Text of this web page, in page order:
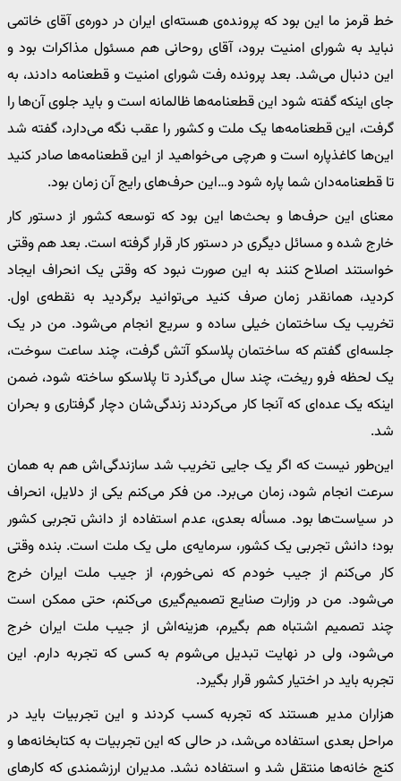
خط قرمز ما این بود که پرونده‌ی هسته‌ای ایران در دوره‌ی آقای خاتمی
نباید به شورای امنیت برود، آقای روحانی هم مسئول مذاکرات بود و
این دنبال می‌شد. بعد پرونده رفت شورای امنیت و قطعنامه دادند، به
جای اینکه گفته شود این قطعنامه‌ها ظالمانه است و باید جلوی آن‌ها را
گرفت، این قطعنامه‌ها یک ملت و کشور را عقب نگه می‌دارد، گفته شد
این‌ها کاغذپاره است و هرچی می‌خواهید از این قطعنامه‌ها صادر کنید
تا قطعنامه‌دان شما پاره شود و…این حرف‌های رایج آن زمان بود.
معنای این حرف‌ها و بحث‌ها این بود که توسعه کشور از دستور کار
خارج شده و مسائل دیگری در دستور کار قرار گرفته است. بعد هم وقتی
خواستند اصلاح کنند به این صورت نبود که وقتی یک انحراف ایجاد
کردید، همانقدر زمان صرف کنید می‌توانید برگردید به نقطه‌ی اول.
تخریب یک ساختمان خیلی ساده و سریع انجام می‌شود. من در یک
جلسه‌ای گفتم که ساختمان پلاسکو آتش گرفت، چند ساعت سوخت،
یک لحظه فرو ریخت، چند سال می‌گذرد تا پلاسکو ساخته شود، ضمن
اینکه یک عده‌ای که آنجا کار می‌کردند زندگی‌شان دچار گرفتاری و بحران
شد.
این‌طور نیست که اگر یک جایی تخریب شد سازندگی‌اش هم به همان
سرعت انجام شود، زمان می‌برد. من فکر می‌کنم یکی از دلایل، انحراف
در سیاست‌ها بود. مسأله بعدی، عدم استفاده از دانش تجربی کشور
بود؛ دانش تجربی یک کشور، سرمایه‌ی ملی یک ملت است. بنده وقتی
کار می‌کنم از جیب خودم که نمی‌خورم، از جیب ملت ایران خرج
می‌شود. من در وزارت صنایع تصمیم‌گیری می‌کنم، حتی ممکن است
چند تصمیم اشتباه هم بگیرم، هزینه‌اش از جیب ملت ایران خرج
می‌شود، ولی در نهایت تبدیل می‌شوم به کسی که تجربه دارم. این
تجربه باید در اختیار کشور قرار بگیرد.
هزاران مدیر هستند که تجربه کسب کردند و این تجربیات باید در
مراحل بعدی استفاده می‌شد، در حالی که این تجربیات به کتابخانه‌ها و
کنج خانه‌ها منتقل شد و استفاده نشد. مدیران ارزشمندی که کارهای